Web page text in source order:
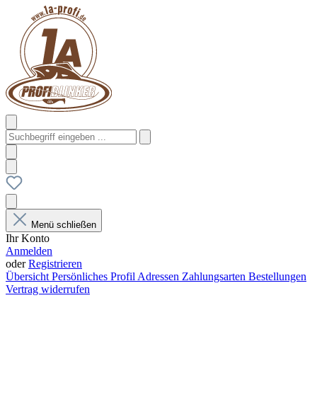
Menü schließen
Ihr Konto
Anmelden
oderRegistrieren
Übersicht Persönliches Profil Adressen Zahlungsarten Bestellungen
Vertrag widerrufen